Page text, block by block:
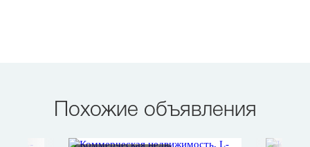
Похожие объявления